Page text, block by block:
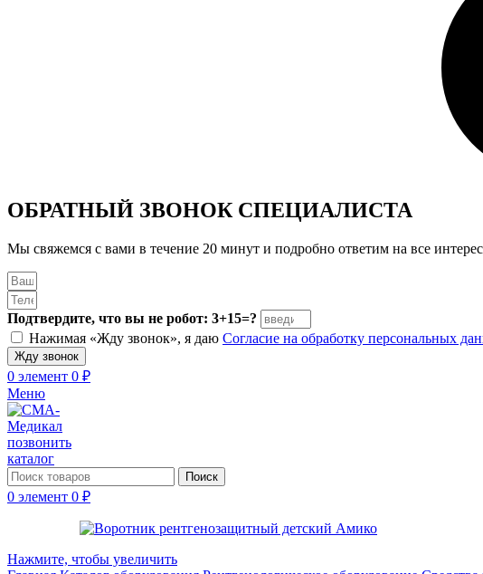
ОБРАТНЫЙ ЗВОНОК СПЕЦИАЛИСТА
Мы свяжемся с вами в течение 20 минут и подробно ответим на все
Подтвердите, что вы не робот: 3+15=?
Нажимая «Жду звонок», я даю Согласие на обработку персональных
Жду звонок
0 элемент 0 ₽
Меню
позвонить
каталог
Поиск
0 элемент 0 ₽
Нажмите, чтобы увеличить